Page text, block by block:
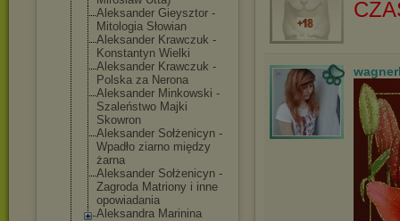
Aleksander Gieysztor -
Mitologia Słowian
Aleksander Krawczuk -
Konstantyn Wielki
Aleksander Krawczuk -
Polska za Nerona
Aleksander Minkowski -
Szaleństwo Majki
Skowron
Aleksander Sołżenicyn -
Wpadło ziarno między
żarna
Aleksander Sołżenicyn -
Zagroda Matriony i inne
opowiadania
Aleksandra Marinina